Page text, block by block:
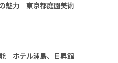
魅力 東京都庭園美術
ホテル浦島、日昇館